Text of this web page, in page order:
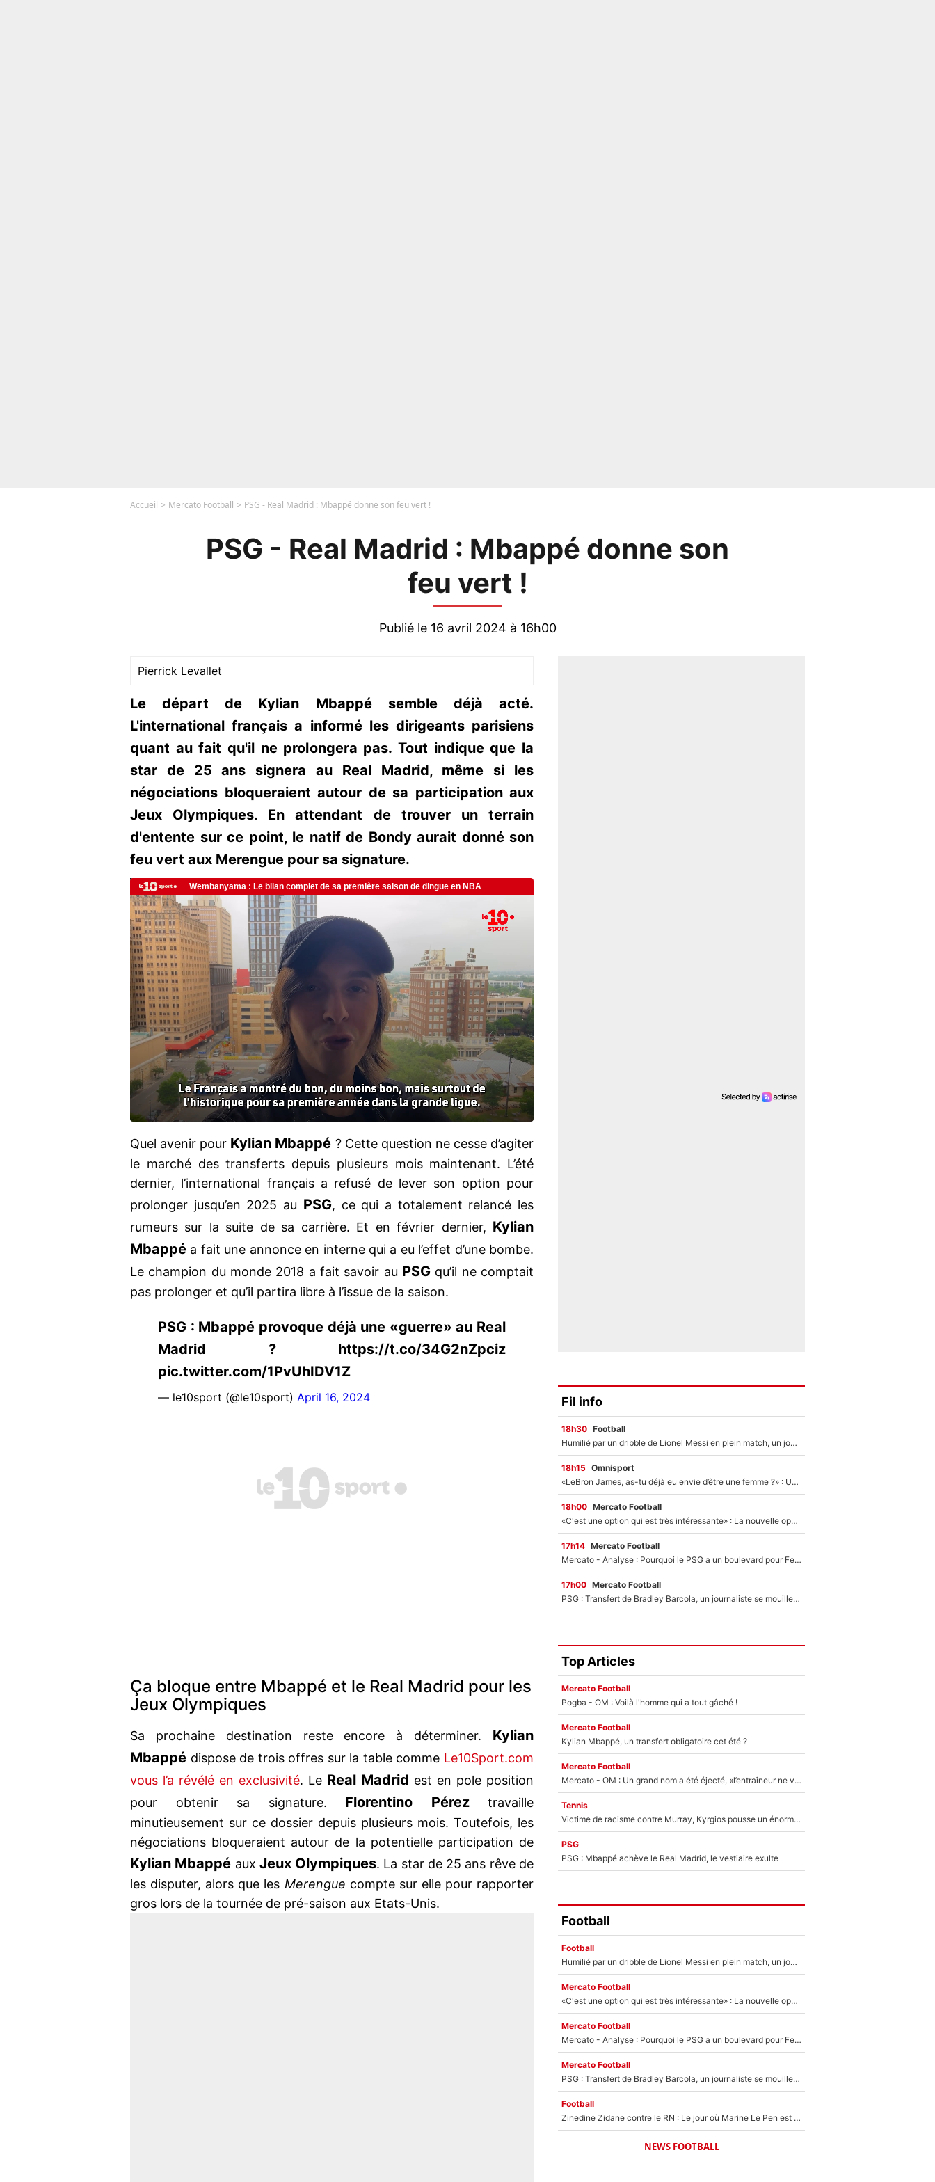
Accueil Mercato Football PSG - Real Madrid : Mbappé donne son feu vert !
PSG - Real Madrid : Mbappé donne son
feu vert !
Publié le 16 avril 2024 à 16h00
Pierrick Levallet
Le départ de Kylian Mbappé semble déjà acté.
L'international français a informé les dirigeants parisiens
quant au fait qu'il ne prolongera pas. Tout indique que la
star de 25 ans signera au Real Madrid, même si les
négociations bloqueraient autour de sa participation aux
Jeux Olympiques. En attendant de trouver un terrain
d'entente sur ce point, le natif de Bondy aurait donné son
feu vert aux Merengue pour sa signature.
Quel avenir pour Kylian Mbappé ? Cette question ne cesse d’agiter
le marché des transferts depuis plusieurs mois maintenant. L’été
dernier, l’international français a refusé de lever son option pour
prolonger jusqu’en 2025 au PSG, ce qui a totalement relancé les
rumeurs sur la suite de sa carrière. Et en février dernier, Kylian
Mbappé a fait une annonce en interne qui a eu l’effet d’une bombe.
Le champion du monde 2018 a fait savoir au PSG qu’il ne comptait
pas prolonger et qu’il partira libre à l’issue de la saison.
PSG : Mbappé provoque déjà une «guerre» au Real
Madrid ? https://t.co/34G2nZpciz
pic.twitter.com/1PvUhIDV1Z
— le10sport (@le10sport) April 16, 2024
Ça bloque entre Mbappé et le Real Madrid pour les
Jeux Olympiques
Sa prochaine destination reste encore à déterminer. Kylian
Mbappé dispose de trois offres sur la table comme Le10Sport.com
vous l’a révélé en exclusivité. Le Real Madrid est en pole position
pour obtenir sa signature. Florentino Péreztravaille
minutieusement sur ce dossier depuis plusieurs mois. Toutefois, les
négociations bloqueraient autour de la potentielle participation de
Kylian Mbappé aux Jeux Olympiques. La star de 25 ans rêve de
les disputer, alors que les Merengue compte sur elle pour rapporter
gros lors de la tournée de pré-saison aux Etats-Unis.
Fil info
18h30 Football
Humilié par un dribble de Lionel Messi en plein match, un joueur d’Arsenal a changé de coiffure pour passer incognito !
18h15 Omnisport
«LeBron James, as-tu déjà eu envie d’être une femme ?» : Un dérapage de Donald Trump sur la superstar de la NBA refait surface
18h00 Mercato Football
«C'est une option qui est très intéressante» : La nouvelle opération évoquée au PSG est déjà validée dans l’After Foot
17h14 Mercato Football
Mercato - Analyse : Pourquoi le PSG a un boulevard pour Ferran Torres
17h00 Mercato Football
PSG : Transfert de Bradley Barcola, un journaliste se mouille et annonce déjà la fin du feuilleton !
Top Articles
Mercato Football
Pogba - OM : Voilà l'homme qui a tout gâché !
Mercato Football
Kylian Mbappé, un transfert obligatoire cet été ?
Mercato Football
Mercato - OM : Un grand nom a été éjecté, «l’entraîneur ne voulait pas me conserver»
Tennis
Victime de racisme contre Murray, Kyrgios pousse un énorme coup de gueule !
PSG
PSG : Mbappé achève le Real Madrid, le vestiaire exulte
Football
Football
Humilié par un dribble de Lionel Messi en plein match, un joueur d’Arsenal a changé de coiffure pour passer incognito !
Mercato Football
«C'est une option qui est très intéressante» : La nouvelle opération évoquée au PSG est déjà validée dans l’After Foot
Mercato Football
Mercato - Analyse : Pourquoi le PSG a un boulevard pour Ferran Torres
Mercato Football
PSG : Transfert de Bradley Barcola, un journaliste se mouille et annonce déjà la fin du feuilleton !
Football
Zinedine Zidane contre le RN : Le jour où Marine Le Pen est partie au clash avec le sélectionneur de l’équipe de France
NEWS FOOTBALL